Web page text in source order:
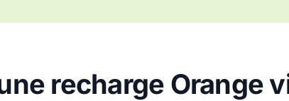
recharge Orange